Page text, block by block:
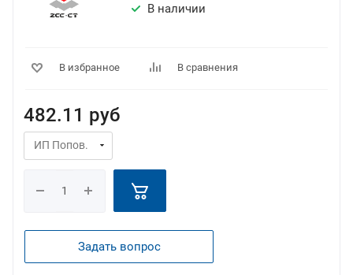
В наличии
В избранное В сравнения
482.11 руб
Задать вопрос